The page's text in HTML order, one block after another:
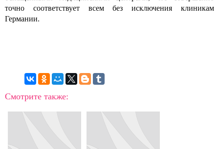
точно соответствует всем без исключения клиникам
Германии.
Смотрите также: